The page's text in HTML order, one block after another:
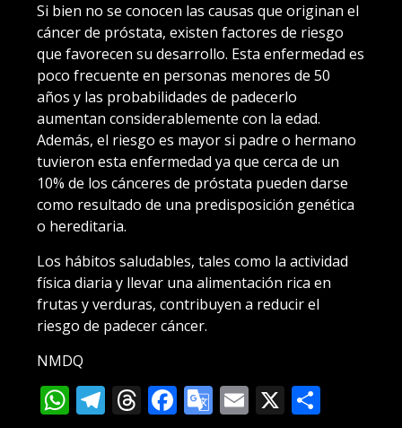
Si bien no se conocen las causas que originan el
cáncer de próstata, existen factores de riesgo
que favorecen su desarrollo. Esta enfermedad es
poco frecuente en personas menores de 50
años y las probabilidades de padecerlo
aumentan considerablemente con la edad.
Además, el riesgo es mayor si padre o hermano
tuvieron esta enfermedad ya que cerca de un
10% de los cánceres de próstata pueden darse
como resultado de una predisposición genética
o hereditaria.
Los hábitos saludables, tales como la actividad
física diaria y llevar una alimentación rica en
frutas y verduras, contribuyen a reducir el
riesgo de padecer cáncer.
NMDQ
WhatsApp
Telegram
Threads
Facebook
Google
Email
X